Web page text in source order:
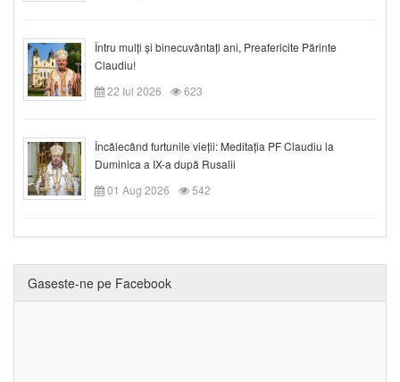
Întru mulți și binecuvântați ani, Preafericite Părinte
Claudiu!
22 Iul 2026
623
Încălecând furtunile vieții: Meditația PF Claudiu la
Duminica a IX-a după Rusalii
01 Aug 2026
542
Gaseste-ne pe Facebook